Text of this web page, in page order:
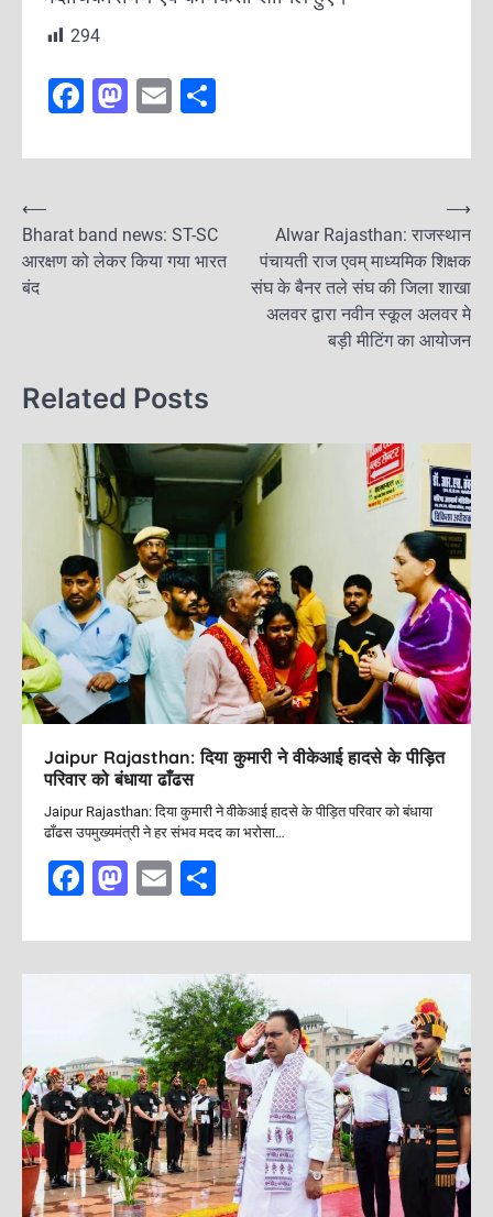
294
F
c
b
o
M
st
d
o
E
ai ar
P
o
s
a
v
i
o
n
⟵
Bharat band news: ST-SC
आरक्षण को लेकर किया गया भारत
बंद
Alwar Rajasthan: राजस्थान
पंचायती राज एवम् माध्यमिक शिक्षक
संघ के बैनर तले संघ की जिला शाखा
अलवर द्वारा नवीन स्कूल अलवर मे
बड़ी मीटिंग का आयोजन
⟶
Related Posts
Jaipur Rajasthan: दिया कुमारी ने वीकेआई हादसे के पीड़ित
परिवार को बंधाया ढाँढस
Jaipur Rajasthan: दिया कुमारी ने वीकेआई हादसे के पीड़ित परिवार को बंधाया
ढाँढस उपमुख्यमंत्री ने हर संभव मदद का भरोसा…
F
c
e
o
o
k
M
st
o
d
o
n
E
ai
l
ar
e